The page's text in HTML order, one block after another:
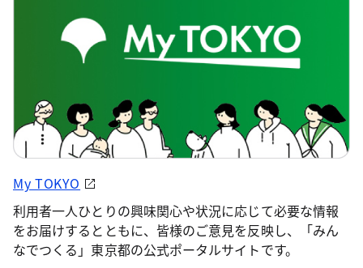
My TOKYO
利用者一人ひとりの興味関心や状況に応じて必要な情報
をお届けするとともに、皆様のご意見を反映し、「みん
なでつくる」東京都の公式ポータルサイトです。